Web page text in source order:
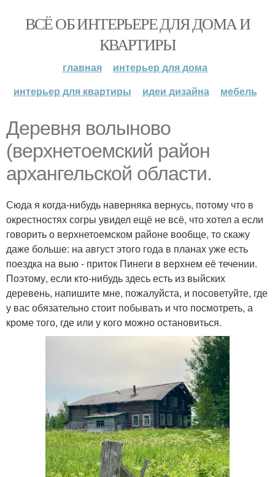
ВСЁ ОБ ИНТЕРЬЕРЕ ДЛЯ ДОМА И
КВАРТИРЫ
главная
интерьер для дома
интерьер для квартиры
идеи дизайна мебель
Деревня волыново
(верхнетоемский район
архангельской области.
Сюда я когда-нибудь наверняка вернусь, потому что в
окрестностях согры увидел ещё не всё, что хотел а если
говорить о верхнетоемском районе вообще, то скажу
даже больше: на август этого года в планах уже есть
поездка на выю - приток Пинеги в верхнем её течении.
Поэтому, если кто-нибудь здесь есть из выйских
деревень, напишите мне, пожалуйста, и посоветуйте, где
у вас обязательно стоит побывать и что посмотреть, а
кроме того, где или у кого можно остановиться.